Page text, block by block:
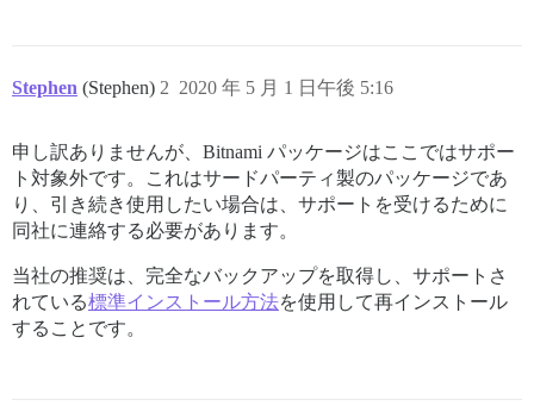
> /opt/bitnami/apps/discourse/htdocs/vendor/
> un'
> /opt/bitnami/apps/discourse/htdocs/vendor/
> lock in run_initializers'
> /opt/bitnami/apps/discourse/htdocs/vendor/
> ach'
> /opt/bitnami/apps/discourse/htdocs/vendor/
> sort_each_child'
> /opt/bitnami/apps/discourse/htdocs/vendor/
> un_initializers'
Stephen (Stephen) 2020 年 5 月 1 日午後 5:16
2
申し訳ありませんが、Bitnami パッケージはここではサポー
ト対象外です。これはサードパーティ製のパッケージであ
り、引き続き使用したい場合は、サポートを受けるために
同社に連絡する必要があります。
当社の推奨は、完全なバックアップを取得し、サポートさ
れている標準インストール方法を使用して再インストール
することです。